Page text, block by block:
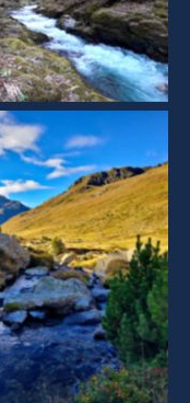
Aucune légende
Aucune légende